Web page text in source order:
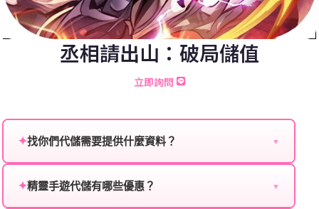
丞相請出山：破局儲值
立即詢問
✦找你們代儲需要提供什麼資料？ ▼
服：
✦精靈手遊代儲有哪些優惠？ ▼